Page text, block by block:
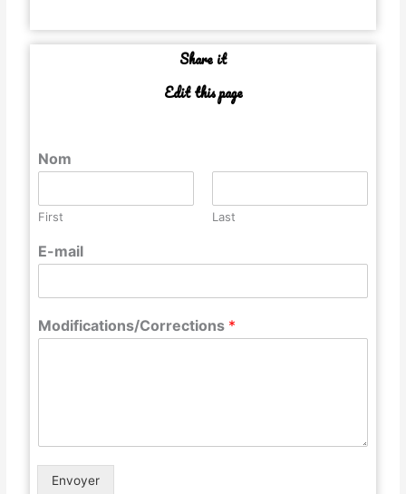
Share it
Edit this page
Nom
First Last
E-mail
Modifications/Corrections *
Envoyer